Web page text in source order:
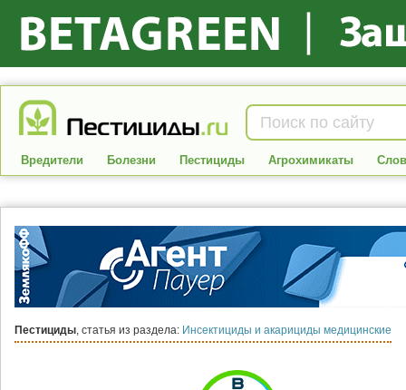
Вредители Болезни Пестициды Агрохимикаты
Пестициды, статья из раздела: Инсектициды и акарициды медицинские